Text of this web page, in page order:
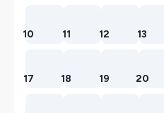
10 11 12 13
17 18 19 20